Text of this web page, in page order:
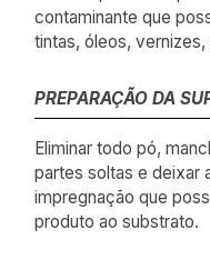
contaminante que
tintas, óleos,
PREPARAÇÃO DA
Eliminar todo pó,
partes soltas e deixar
impregnação que
produto ao substrato.